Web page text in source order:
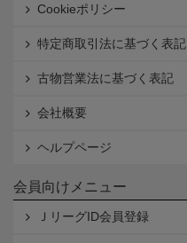
Cookieポリシー
特定商取引法に基づく表記
古物営業法に基づく表記
会社概要
ヘルプページ
会員向けメニュー
ＪリーグID会員登録